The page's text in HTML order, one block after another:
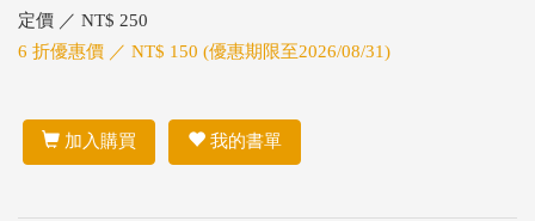
定價 ／ NT$ 250
6 折優惠價 ／ NT$ 150 (優惠期限至2026/08/31)
加入購買 我的書單